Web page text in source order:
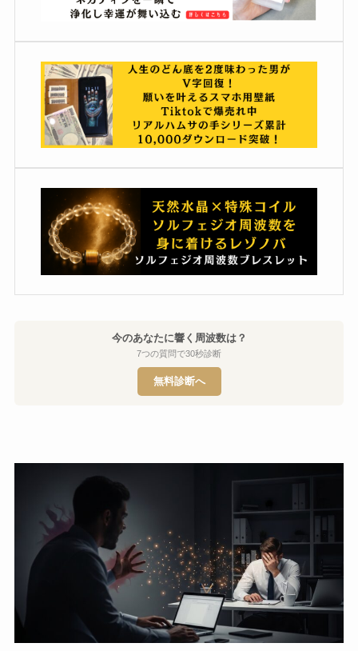
今のあなたに響く周波数は？
7つの質問で30秒診断
無料診断へ